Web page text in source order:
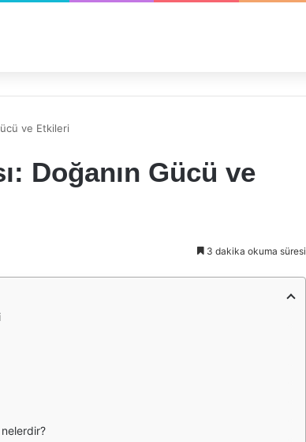
ve Etkileri
Doğanın Gücü ve
3 dakika okuma süresi
nelerdir?